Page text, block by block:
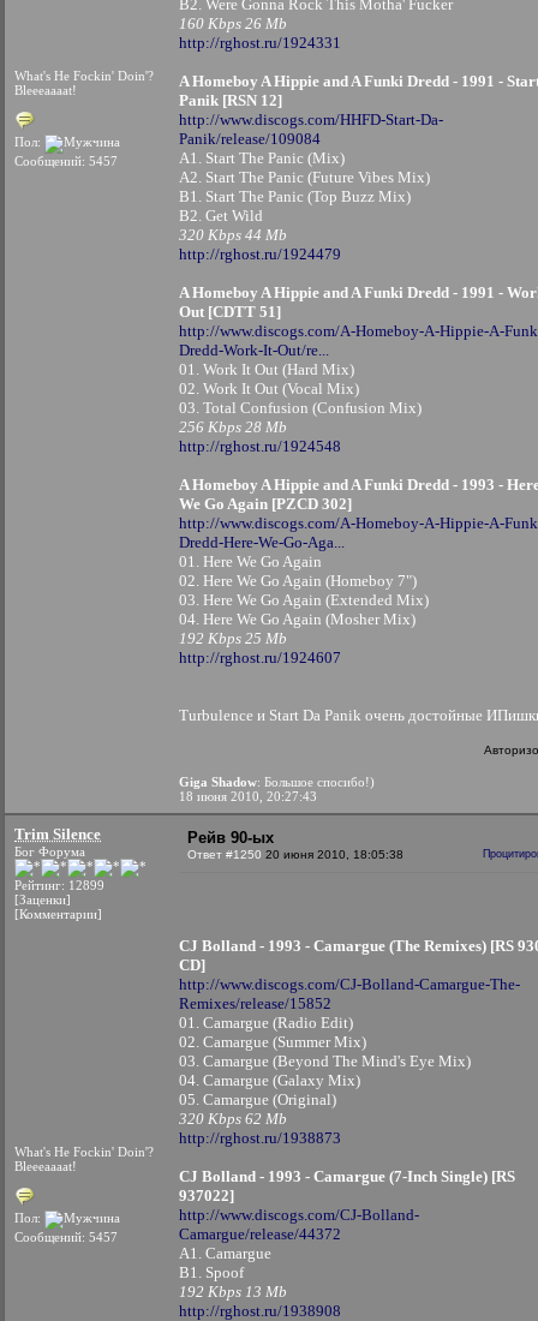
What's He Fockin' Doin'?
Bleeeaaaat!
Пол:
Сообщений: 5457
B2. Were Gonna Rock This Motha' Fucker
160 Kbps 26 Mb
http://rghost.ru/1924331
A Homeboy A Hippie and A Funki Dredd - 1991 -
Panik [RSN 12]
http://www.discogs.com/HHFD-Start-Da-
Panik/release/109084
A1. Start The Panic (Mix)
A2. Start The Panic (Future Vibes Mix)
B1. Start The Panic (Top Buzz Mix)
B2. Get Wild
320 Kbps 44 Mb
http://rghost.ru/1924479
A Homeboy A Hippie and A Funki Dredd - 1991 -
Out [CDTT 51]
http://www.discogs.com/A-Homeboy-A-Hippie-A-
Dredd-Work-It-Out/re...
01. Work It Out (Hard Mix)
02. Work It Out (Vocal Mix)
03. Total Confusion (Confusion Mix)
256 Kbps 28 Mb
http://rghost.ru/1924548
A Homeboy A Hippie and A Funki Dredd - 1993 -
We Go Again [PZCD 302]
http://www.discogs.com/A-Homeboy-A-Hippie-A-
Dredd-Here-We-Go-Aga...
01. Here We Go Again
02. Here We Go Again (Homeboy 7")
03. Here We Go Again (Extended Mix)
04. Here We Go Again (Mosher Mix)
192 Kbps 25 Mb
http://rghost.ru/1924607
Turbulence и Start Da Panik очень достойные
Giga Shadow: Большое спосибо!)
18 июня 2010, 20:27:43
Trim Silence
Бог Форума
Рейтинг: 12899
[Заценки]
[Комментарии]
What's He Fockin' Doin'?
Bleeeaaaat!
Пол:
Сообщений: 5457
Рейв 90-ых
Ответ #1250 20 июня 2010, 18:05:38
CJ Bolland - 1993 - Camargue (The Remixes) [RS
CD]
http://www.discogs.com/CJ-Bolland-Camargue-The-
Remixes/release/15852
01. Camargue (Radio Edit)
02. Camargue (Summer Mix)
03. Camargue (Beyond The Mind's Eye Mix)
04. Camargue (Galaxy Mix)
05. Camargue (Original)
320 Kbps 62 Mb
http://rghost.ru/1938873
CJ Bolland - 1993 - Camargue (7-Inch Single) [RS
937022]
http://www.discogs.com/CJ-Bolland-
Camargue/release/44372
A1. Camargue
B1. Spoof
192 Kbps 13 Mb
http://rghost.ru/1938908